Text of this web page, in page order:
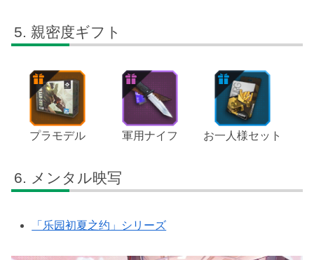
親密度ギフト
プラモデル 軍用ナイフ お一人様セット
メンタル映写
「乐园初夏之约」シリーズ